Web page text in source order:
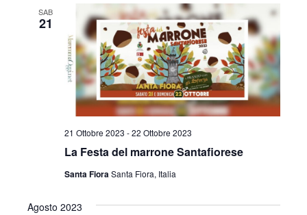
SAB
21
La Festa del marrone Santafiorese
21 Ottobre 2023 -22 Ottobre 2023
Santa FioraSanta Fiora, Italia
Agosto 2023